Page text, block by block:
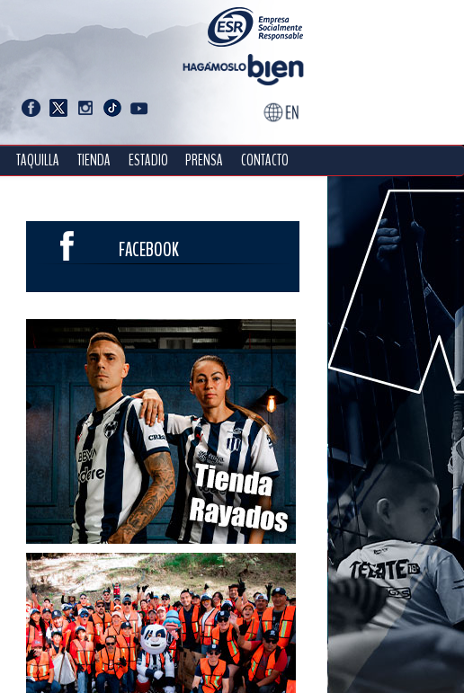
TAQUILLA TIENDA ESTADIO PRENSA CONTACTO
FACEBOOK